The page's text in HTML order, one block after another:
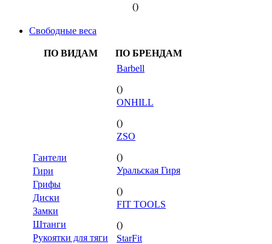
()
Свободные веса
ПО ВИДАМ ПО БРЕНДАМ
Гантели
Гири
Грифы
Диски
Замки
Штанги
Рукоятки для тяги
Barbell
()
ONHILL
()
ZSO
()
Уральская Гиря
()
FIT TOOLS
()
StarFit